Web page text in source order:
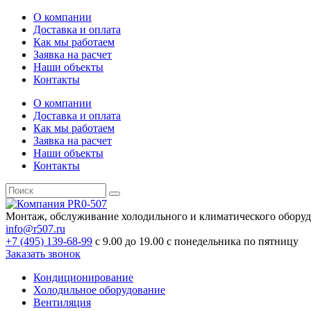
О компании
Доставка и оплата
Как мы работаем
Заявка на расчет
Наши объекты
Контакты
О компании
Доставка и оплата
Как мы работаем
Заявка на расчет
Наши объекты
Контакты
Монтаж, обслуживание холодильного и климатического
info@r507.ru
+7 (495) 139-68-99 с 9.00 до 19.00 с понедельника по пятницу
Заказать звонок
Кондиционирование
Холодильное оборудование
Вентиляция